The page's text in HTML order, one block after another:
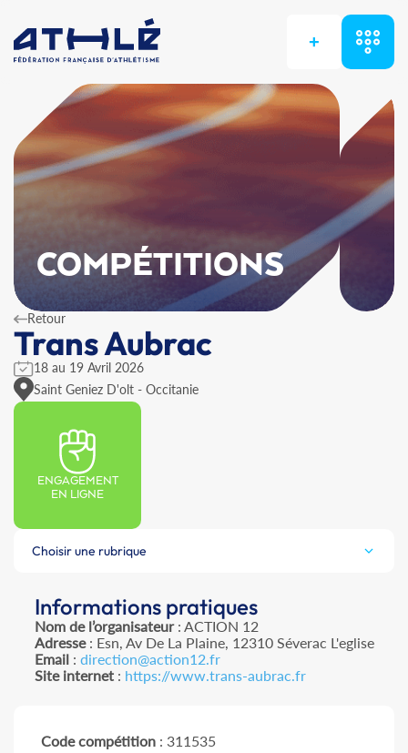
+
COMPÉTITIONS
Retour
Trans Aubrac
18 au 19 Avril 2026
Saint Geniez D'olt - Occitanie
ENGAGEMENT
EN LIGNE
Choisir une rubrique
Informations pratiques
Nom de l’organisateur: ACTION 12
Adresse: Esn, Av De La Plaine, 12310 Séverac L'eglise
Email: direction@action12.fr
Site internet: https://www.trans-aubrac.fr
Code compétition : 311535